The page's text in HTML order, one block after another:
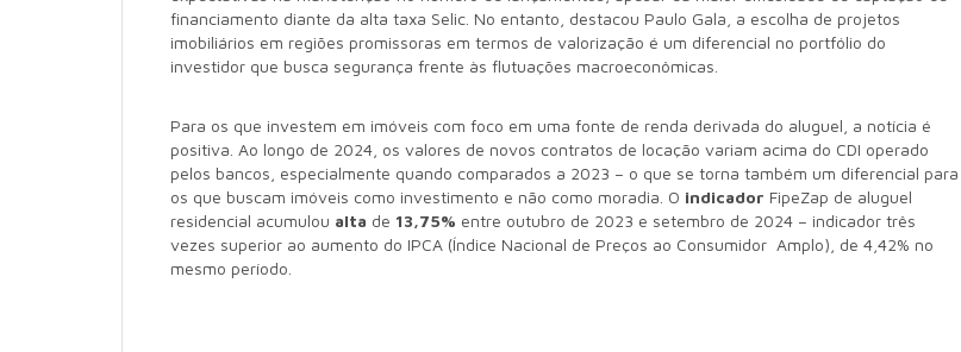
financiamento diante da alta taxa Selic. No entanto, destacou Paulo Gala, a escolha de projetos
imobiliários em regiões promissoras em termos de valorização é um diferencial no portfólio do
investidor que busca segurança frente às flutuações macroeconômicas.
Para os que investem em imóveis com foco em uma fonte de renda derivada do aluguel, a notícia é
positiva. Ao longo de 2024, os valores de novos contratos de locação variam acima do CDI operado
pelos bancos, especialmente quando comparados a 2023 – o que se torna também um diferencial para
os que buscam imóveis como investimento e não como moradia. O indicador FipeZap de aluguel
residencial acumulou alta de 13,75% entre outubro de 2023 e setembro de 2024 – indicador três
vezes superior ao aumento do IPCA (Índice Nacional de Preços ao Consumidor Amplo), de 4,42% no
mesmo período.